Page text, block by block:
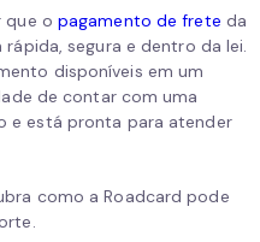
que o pagamento de frete da
segura e dentro da lei.
disponíveis em um
de contar com uma
e está pronta para atender
como a Roadcard pode